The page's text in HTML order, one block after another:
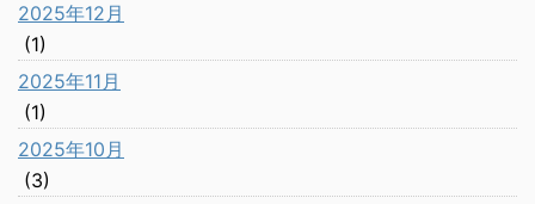
2025年12月
(1)
2025年11月
(1)
2025年10月
(3)